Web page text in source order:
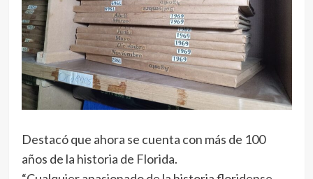
Destacó que ahora se cuenta con más de 100
años de la historia de Florida.